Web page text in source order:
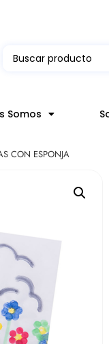
Somos
CON ESPONJA